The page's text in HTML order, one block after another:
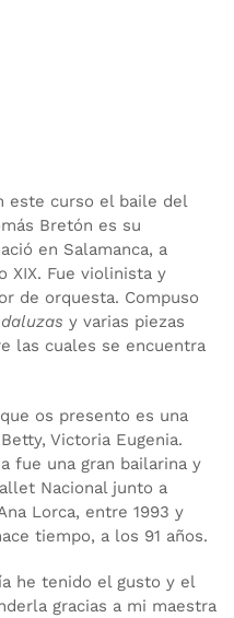
este curso el baile del
Bretón es su
en Salamanca, a
XIX. Fue violinista y
de orquesta. Compuso
y varias piezas
las cuales se encuentra
os presento es una
Victoria Eugenia.
fue una gran bailarina y
Nacional junto a
Lorca, entre 1993 y
tiempo, a los 91 años.
he tenido el gusto y el
gracias a mi maestra